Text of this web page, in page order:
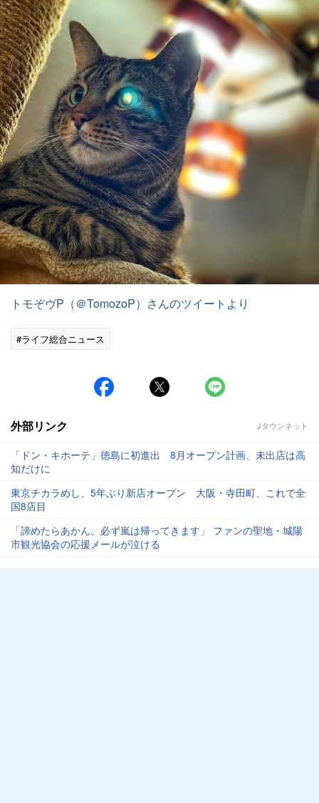
トモぞヴP（＠TomozoP）さんのツイートより
#ライフ総合ニュース
外部リンク Jタウンネット
「ドン・キホーテ」徳島に初進出 8月オープン計画、未出店は高
知だけに
東京チカラめし、5年ぶり新店オープン 大阪・寺田町、これで全
国8店目
「諦めたらあかん。必ず嵐は帰ってきます」 ファンの聖地・城陽
市観光協会の応援メールが泣ける